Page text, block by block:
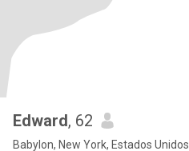
Edward, 62
Babylon, New York, Estados Unidos